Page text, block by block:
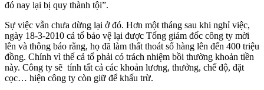
đó nay lại bị quy thành tội”.
Sự việc vẫn chưa dừng lại ở đó. Hơn một tháng sau khi nghỉ việc,
ngày 18-3-2010 cả tổ bảo vệ lại được Tổng giám đốc công ty mời
lên và thông báo rằng, họ đã làm thất thoát số hàng lên đến 400 triệu
đồng. Chính vì thế cả tổ phải có trách nhiệm bồi thường khoản tiền
này. Công ty sẽ tính tất cả các khoản lương, thưởng, chế độ, đặt
cọc… hiện công ty còn giữ để khấu trừ.